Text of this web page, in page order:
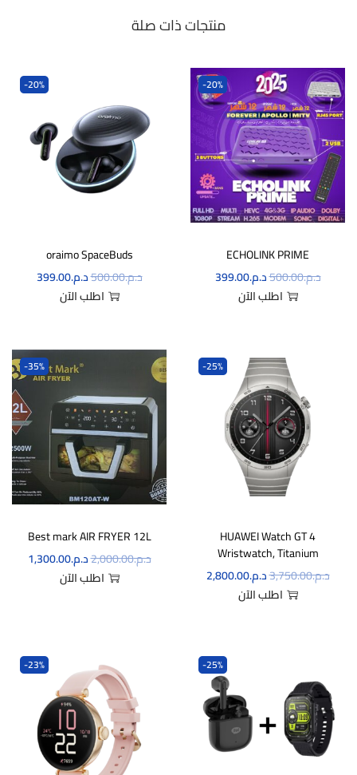
منتجات ذات صلة
-20%
ECHOLINK PRIME
د.م.500.00د.م.399.00
اطلب الآن
-20%
oraimo SpaceBuds
د.م.500.00د.م.399.00
اطلب الآن
-25%
HUAWEI Watch GT 4
Wristwatch, Titanium
د.م.3,750.00د.م.2,800.00
اطلب الآن
-35%
Best mark AIR FRYER 12L
د.م.2,000.00د.م.1,300.00
اطلب الآن
-25%
-23%